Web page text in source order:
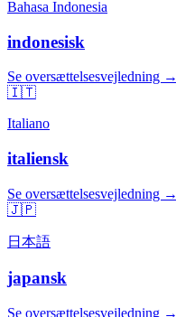
Bahasa Indonesia
indonesisk
Se oversættelsesvejledning →
🇮🇹
Italiano
italiensk
Se oversættelsesvejledning →
🇯🇵
日本語
japansk
Se oversættelsesvejledning →